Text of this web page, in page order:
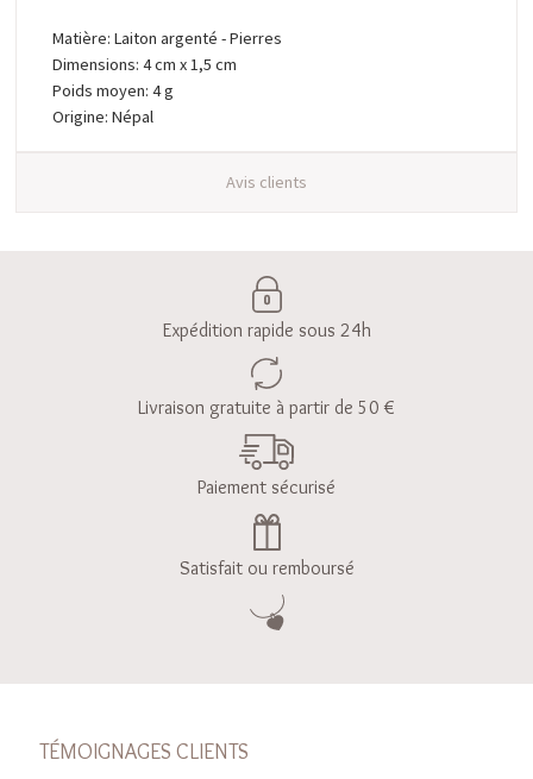
Matière: Laiton argenté - Pierres
Dimensions: 4 cm x 1,5 cm
Poids moyen: 4 g
Origine: Népal
Avis clients
Expédition rapide sous 24h
Livraison gratuite à partir de 50 €
Paiement sécurisé
Satisfait ou remboursé
TÉMOIGNAGES CLIENTS